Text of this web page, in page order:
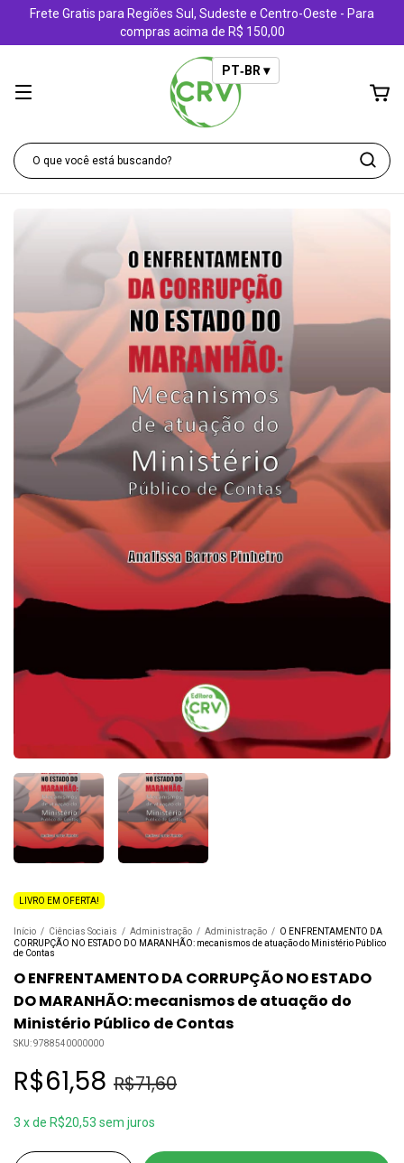
Frete Gratis para Regiões Sul, Sudeste e Centro-Oeste - Para
compras acima de R$ 150,00
PT‑BR ▾
LIVRO EM OFERTA!
Início / Ciências Sociais / Administração / Administração / O ENFRENTAMENTO DA
CORRUPÇÃO NO ESTADO DO MARANHÃO: mecanismos de atuação do Ministério Público
de Contas
O ENFRENTAMENTO DA CORRUPÇÃO NO ESTADO
DO MARANHÃO: mecanismos de atuação do
Ministério Público de Contas
SKU:9788540000000
R$61,58 R$71,60
3 xde R$20,53 sem juros